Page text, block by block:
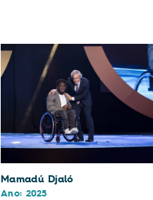
Mamadú Djaló
Ano: 2025